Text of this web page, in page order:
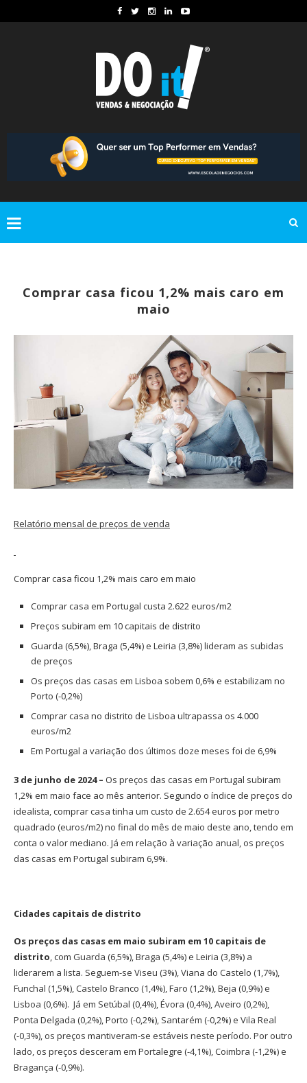
Comprar casa ficou 1,2% mais caro em
maio
Relatório mensal de preços de venda
Comprar casa ficou 1,2% mais caro em maio
Comprar casa em Portugal custa 2.622 euros/m2
Preços subiram em 10 capitais de distrito
Guarda (6,5%), Braga (5,4%) e Leiria (3,8%) lideram as subidas
de preços
Os preços das casas em Lisboa sobem 0,6% e estabilizam no
Porto (-0,2%)
Comprar casa no distrito de Lisboa ultrapassa os 4.000
euros/m2
Em Portugal a variação dos últimos doze meses foi de 6,9%
3 de junho de 2024 – Os preços das casas em Portugal subiram
1,2% em maio face ao mês anterior. Segundo o índice de preços do
idealista, comprar casa tinha um custo de 2.654 euros por metro
quadrado (euros/m2) no final do mês de maio deste ano, tendo em
conta o valor mediano. Já em relação à variação anual, os preços
das casas em Portugal subiram 6,9%.
Cidades capitais de distrito
Os preços das casas em maio subiram em 10 capitais de
distrito, com Guarda (6,5%), Braga (5,4%) e Leiria (3,8%) a
liderarem a lista. Seguem-se Viseu (3%), Viana do Castelo (1,7%),
Funchal (1,5%), Castelo Branco (1,4%), Faro (1,2%), Beja (0,9%) e
Lisboa (0,6%). Já em Setúbal (0,4%), Évora (0,4%), Aveiro (0,2%),
Ponta Delgada (0,2%), Porto (-0,2%), Santarém (-0,2%) e Vila Real
(-0,3%), os preços mantiveram-se estáveis neste período. Por outro
lado, os preços desceram em Portalegre (-4,1%), Coimbra (-1,2%) e
Bragança (-0,9%).